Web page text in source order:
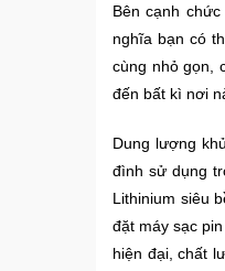
Bên cạnh
nghĩa bạn có
cùng nhỏ gọn,
đến bất kì nơi
Dung lượng
đình sử dụng
Lithinium siêu
đặt máy sạc
hiện đại, chất